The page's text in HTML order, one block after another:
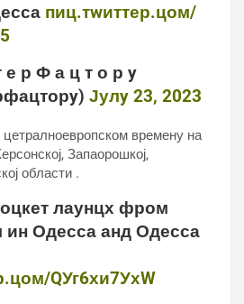
пиц.тwиттер.цом/
е р Ф а ц т о р y
Јулy 23, 2023
времену на
Запаорошкој,
области .
лаунцх фром
ин Одесса анд Одесса
QУг6хи7УхW